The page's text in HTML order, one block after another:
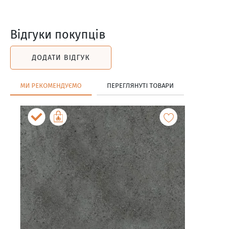
Відгуки покупців
ДОДАТИ ВІДГУК
МИ РЕКОМЕНДУЄМО ПЕРЕГЛЯНУТІ ТОВАРИ